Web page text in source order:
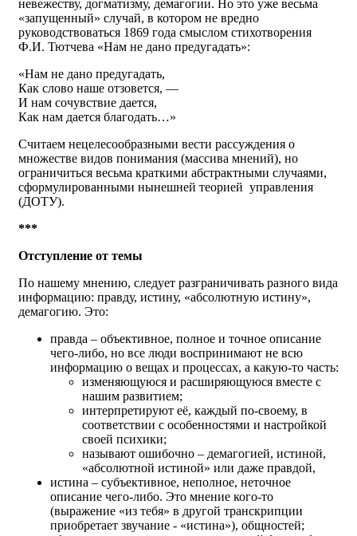
невежеству, догматизму, демагогии. Но это уже весьма
«запущенный» случай, в котором не вредно
руководствоваться 1869 года смыслом стихотворения
Ф.И. Тютчева «Нам не дано предугадать»:
«Нам не дано предугадать,
Как слово наше отзовется, —
И нам сочувствие дается,
Как нам дается благодать…»
Считаем нецелесообразными вести рассуждения о
множестве видов понимания (массива мнений), но
ограничиться весьма краткими абстрактными случаями,
сформулированными нынешней теорией управления
(ДОТУ).
***
Отступление от темы
По нашему мнению, следует разграничивать разного вида
информацию: правду, истину, «абсолютную истину»,
демагогию. Это:
правда – объективное, полное и точное описание
чего-либо, но все люди воспринимают не всю
информацию о вещах и процессах, а какую-то часть:
изменяющуюся и расширяющуюся вместе с
нашим развитием;
интерпретируют её, каждый по-своему, в
соответствии с особенностями и настройкой
своей психики;
называют ошибочно – демагогией, истиной,
«абсолютной истиной» или даже правдой,
истина – субъективное, неполное, неточное
описание чего-либо. Это мнение кого-то
(выражение «из тебя» в другой транскрипции
приобретает звучание - «истина»), общностей;